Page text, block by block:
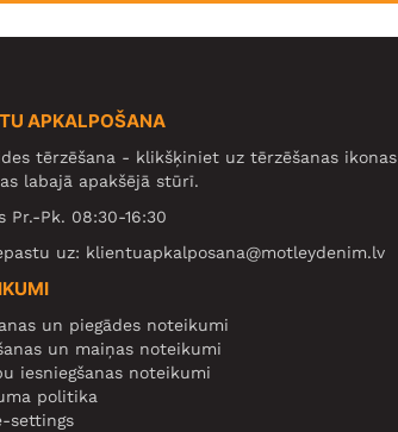
APKALPOŠANA
tērzēšana - klikšķiniet uz tērzēšanas ikonas
labajā apakšējā stūrī.
Pr.-Pk. 08:30-16:30
uz: klientuapkalposana@motleydenim.lv
un piegādes noteikumi
un maiņas noteikumi
iesniegšanas noteikumi
politika
settings